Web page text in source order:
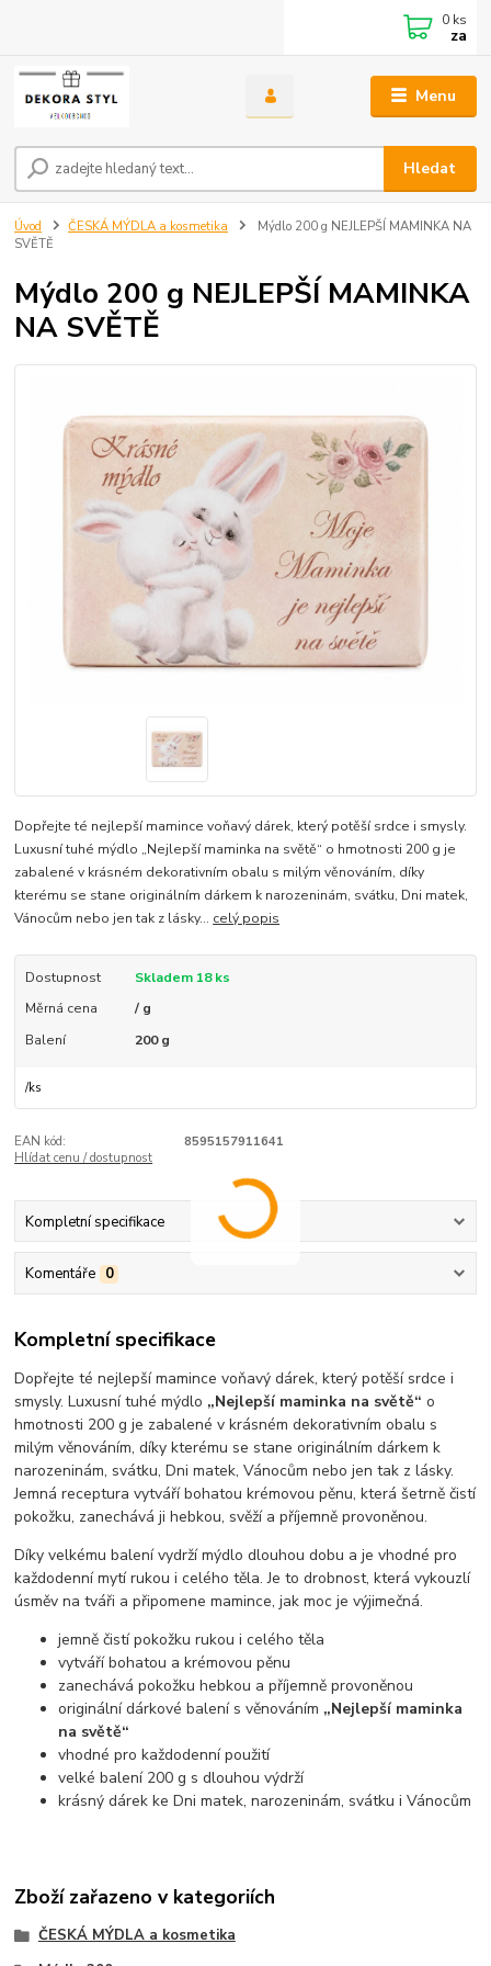
Menu
Hledat
0 ks
za
Úvod ČESKÁ MÝDLA a kosmetika
Mýdlo 200 g NEJLEPŠÍ MAMINKA NA
SVĚTĚ
Mýdlo 200 g NEJLEPŠÍ MAMINKA
NA SVĚTĚ
Dopřejte té nejlepší mamince voňavý dárek, který potěší srdce i smysly.
Luxusní tuhé mýdlo „Nejlepší maminka na světě“ o hmotnosti 200 g je
zabalené v krásném dekorativním obalu s milým věnováním, díky
kterému se stane originálním dárkem k narozeninám, svátku, Dni matek,
Vánocům nebo jen tak z lásky... celý popis
Dostupnost
Skladem 18 ks
Měrná cena
/ g
Balení
200 g
/ks
EAN kód:
8595157911641
Hlídat cenu / dostupnost
Kompletní specifikace
Komentáře 0
Kompletní specifikace
Dopřejte té nejlepší mamince voňavý dárek, který potěší srdce i
smysly. Luxusní tuhé mýdlo „Nejlepší maminka na světě“ o
hmotnosti 200 g je zabalené v krásném dekorativním obalu s
milým věnováním, díky kterému se stane originálním dárkem k
narozeninám, svátku, Dni matek, Vánocům nebo jen tak z lásky.
Jemná receptura vytváří bohatou krémovou pěnu, která šetrně čistí
pokožku, zanechává ji hebkou, svěží a příjemně provoněnou.
Díky velkému balení vydrží mýdlo dlouhou dobu a je vhodné pro
každodenní mytí rukou i celého těla. Je to drobnost, která vykouzlí
úsměv na tváři a připomene mamince, jak moc je výjimečná.
jemně čistí pokožku rukou i celého těla
vytváří bohatou a krémovou pěnu
zanechává pokožku hebkou a příjemně provoněnou
originální dárkové balení s věnováním „Nejlepší maminka
na světě“
vhodné pro každodenní použití
velké balení 200 g s dlouhou výdrží
krásný dárek ke Dni matek, narozeninám, svátku i Vánocům
Zboží zařazeno v kategoriích
ČESKÁ MÝDLA a kosmetika